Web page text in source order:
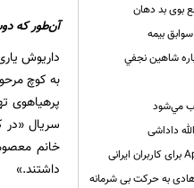
آن‌طور که
داریوش
به کوچ
پرهیاهوی
سریال «در
خانم
داشتند.»
بیمه
شاهين نجفي
مي‌شود
داداشی
به حرکت بی شرمانه